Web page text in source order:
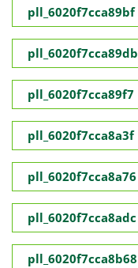
pll_6020f7cca89bf
pll_6020f7cca89db
pll_6020f7cca89f7
pll_6020f7cca8a3f
pll_6020f7cca8a76
pll_6020f7cca8adc
pll_6020f7cca8b68